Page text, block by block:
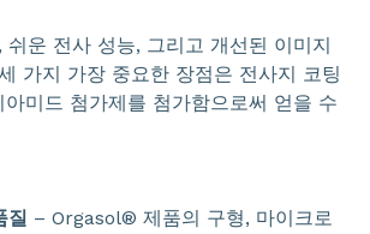
쉬운 전사 성능, 그리고 개선된 이미지
가지 가장 중요한 장점은 전사지 코팅
미드 첨가제를 첨가함으로써 얻을 수
질 – Orgasol® 제품의 구형, 마이크로